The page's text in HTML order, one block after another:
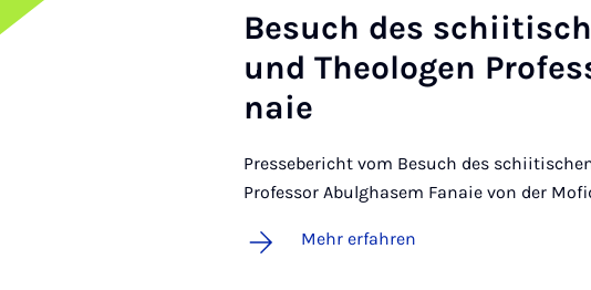
Be­such des
und Theo­lo­gen
naie
Pressebericht vom Besuch des
Professor Abulghasem Fanaie von der
Mehr erfahren